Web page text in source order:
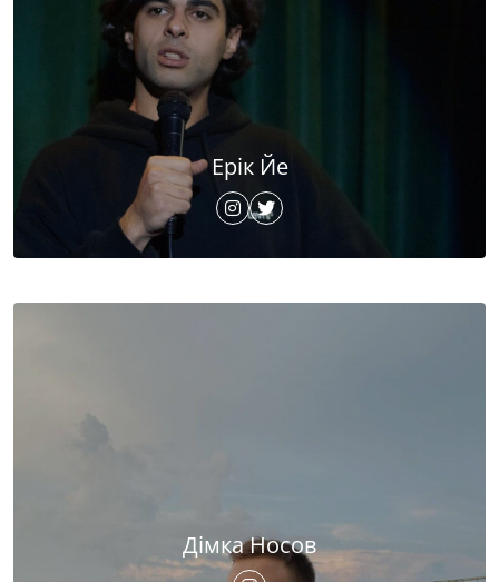
Ерік Йе
Дімка Носов